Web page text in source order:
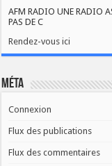
AFM RADIO UNE RADIO
PAS DE C
Rendez-vous ici
Méta
Connexion
Flux des publications
Flux des commentaires